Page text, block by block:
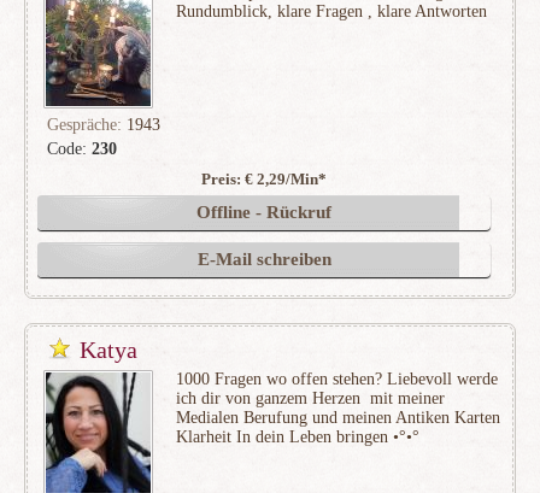
Code: 230
Rundumblick, klare Fragen , klare Antworten
Gespräche: 1943
(283)
Preis: € 2,29/Min*
Offline - Rückruf
E-Mail schreiben
Katya
1000 Fragen wo offen stehen? Liebevoll werde
ich dir von ganzem Herzen ️ mit meiner
Medialen Berufung und meinen Antiken Karten
Klarheit In dein Leben bringen •°•°